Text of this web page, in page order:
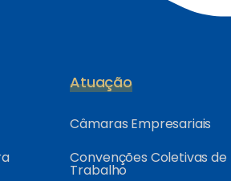
Atuação
Câmaras Empresariais
Convenções Coletivas de
Trabalho